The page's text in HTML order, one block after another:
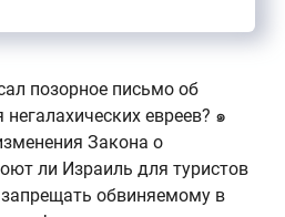
позорное письмо об
евреев? ๑
Закона о
ли Израиль для туристов
обвиняемому в